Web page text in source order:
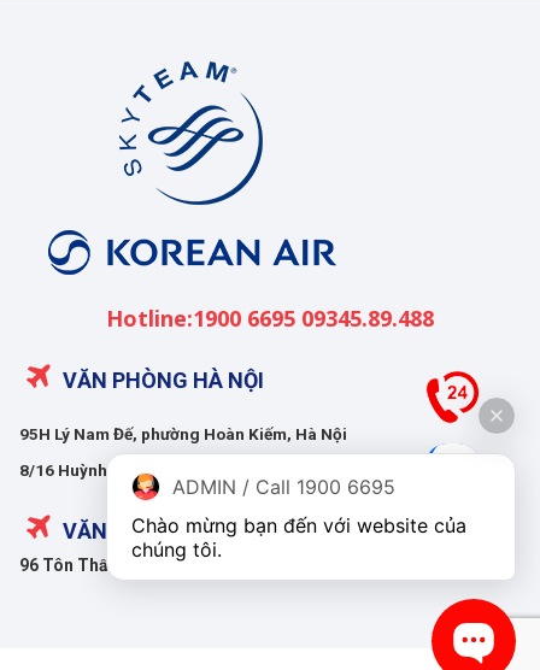
Hotline:1900 6695 09345.89.488
VĂN PHÒNG HÀ NỘI
95H Lý Nam Đế, phường Hoàn Kiếm, Hà Nội
8/16 Huỳnh Thúc Kháng, phường Giảng Võ, Hà Nội
VĂN PHÒNG HỒ CHÍ MINH
96 Tôn Thất Tùng, phường Bến Thành, Hồ Chí Minh
ADMIN / Call 1900 6695
Chào mừng bạn đến với website của
chúng tôi.